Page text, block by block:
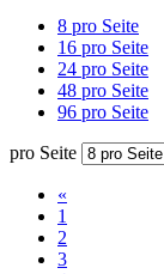
8 pro Seite
16 pro Seite
24 pro Seite
48 pro Seite
96 pro Seite
pro Seite
«
1
2
3